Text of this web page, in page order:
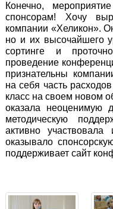
Конечно,
спонсорам! Хочу
компании «Хеликон».
но и их высочайшего
сортинге и
проведение
признательны
на себя часть
класс на своем новом
оказала
методическую
активно
оказывало
поддерживает сайт